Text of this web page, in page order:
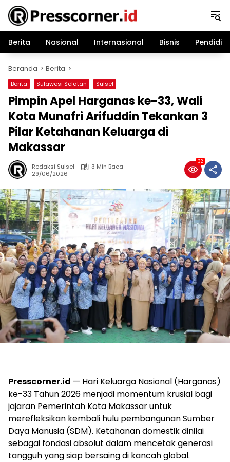
Langsung
konten
Berita
Nasional Internasional Bisnis
Beranda Berita
Berita Sulawesi Selatan Sulsel
Pimpin Apel Harganas ke-33, Wali
Kota Munafri Arifuddin Tekankan 3
Pilar Ketahanan Keluarga di
Makassar
Redaksi Sulsel
3 Min Baca
29/06/2026
32
Presscorner.id — Hari Keluarga Nasional (Harganas)
ke-33 Tahun 2026 menjadi momentum krusial bagi
jajaran Pemerintah Kota Makassar untuk
merefleksikan kembali hulu pembangunan Sumber
Daya Manusia (SDM). Ketahanan domestik dinilai
sebagai fondasi absolut dalam mencetak generasi
tangguh yang siap bersaing di kancah global.